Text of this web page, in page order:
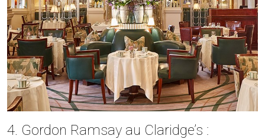
4. Gordon Ramsay au Claridge’s :